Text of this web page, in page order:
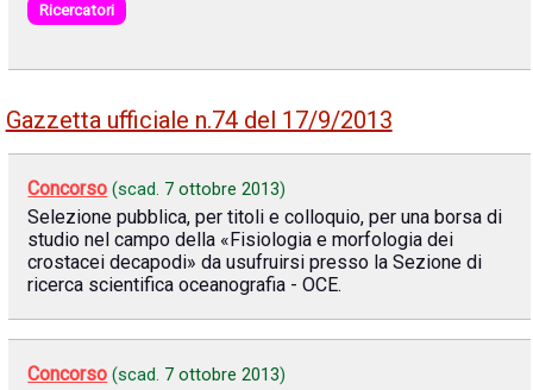
Ricercatori
Gazzetta ufficiale n.74 del 17/9/2013
Concorso (scad. 7 ottobre 2013)
Selezione pubblica, per titoli e colloquio, per una borsa di
studio nel campo della «Fisiologia e morfologia dei
crostacei decapodi» da usufruirsi presso la Sezione di
ricerca scientifica oceanografia - OCE.
Concorso (scad. 7 ottobre 2013)